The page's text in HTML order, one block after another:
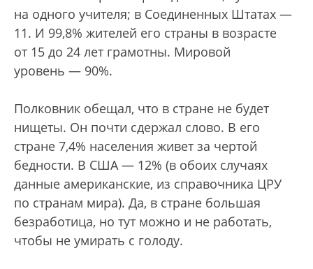
на одного учителя; в Соединенных Штатах —
11. И 99,8% жителей его страны в возрасте
от 15 до 24 лет грамотны. Мировой
уровень — 90%.
Полковник обещал, что в стране не будет
нищеты. Он почти сдержал слово. В его
стране 7,4% населения живет за чертой
бедности. В США — 12% (в обоих случаях
данные американские, из справочника ЦРУ
по странам мира). Да, в стране большая
безработица, но тут можно и не работать,
чтобы не умирать с голоду.